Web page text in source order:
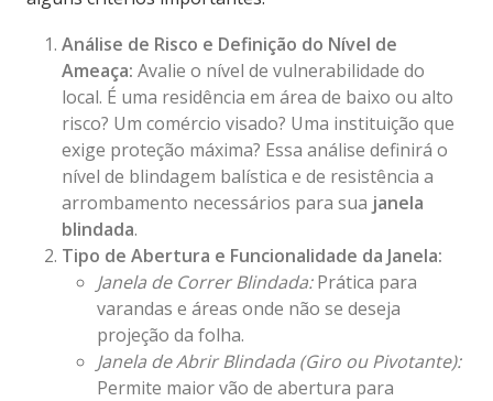
Análise de Risco e Definição do Nível de
Ameaça: Avalie o nível de vulnerabilidade do
local. É uma residência em área de baixo ou alto
risco? Um comércio visado? Uma instituição que
exige proteção máxima? Essa análise definirá o
nível de blindagem balística e de resistência a
arrombamento necessários para sua janela
blindada.
Tipo de Abertura e Funcionalidade da Janela:
Janela de Correr Blindada:Prática para
varandas e áreas onde não se deseja
projeção da folha.
Janela de Abrir Blindada (Giro ou Pivotante):
Permite maior vão de abertura para